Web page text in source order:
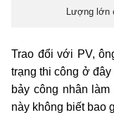
Lượng lớn
Trao đổi với PV,
trạng thi công ở
bảy công nhân
này không biết bao